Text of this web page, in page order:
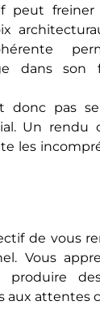
freiner
dans
donc pas
Un rendu
les
de vous
Vous
des
aux attentes